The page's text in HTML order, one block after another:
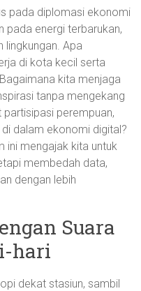
pada diplomasi ekonomi
pada energi terbarukan,
lingkungan. Apa
di kota kecil serta
kita menjaga
tanpa mengekang
perempuan,
dalam ekonomi digital?
ini mengajak kita untuk
membedah data,
dengan lebih
Suara
hari
dekat stasiun, sambil